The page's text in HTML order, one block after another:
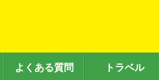
よくある質問 トラベル